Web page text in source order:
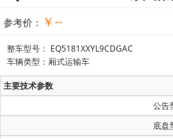
参考价： ￥--
整车型号： EQ5181XXYL9CDGAC
车辆类型：厢式运输车
主要技术参数
公告
底盘